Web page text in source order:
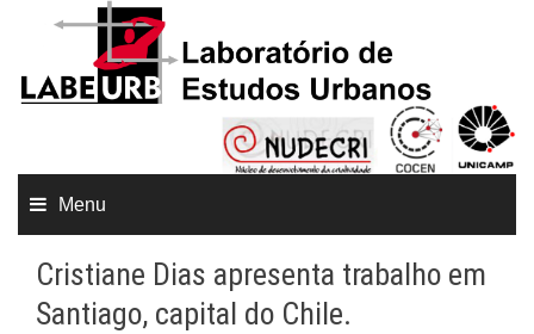
Menu
Cristiane Dias apresenta trabalho em
Santiago, capital do Chile.